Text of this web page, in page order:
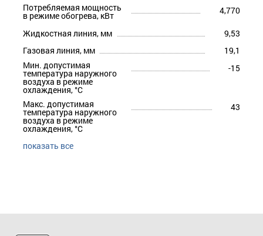
Потребляемая мощность
в режиме обогрева, кВт 4,770
Жидкостная линия, мм
9,53
Газовая линия, мм
19,1
Мин. допустимая
температура наружного
воздуха в режиме
охлаждения, °С
-15
Макс. допустимая
температура наружного
воздуха в режиме
охлаждения, °С
43
показать все